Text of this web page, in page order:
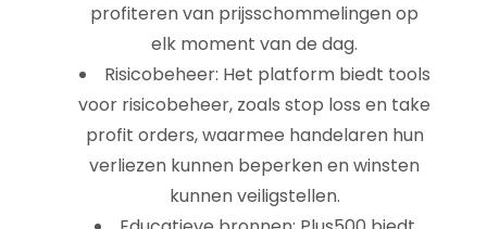
profiteren van prijsschommelingen op
elk moment van de dag.
Risicobeheer: Het platform biedt tools
voor risicobeheer, zoals stop loss en take
profit orders, waarmee handelaren hun
verliezen kunnen beperken en winsten
kunnen veiligstellen.